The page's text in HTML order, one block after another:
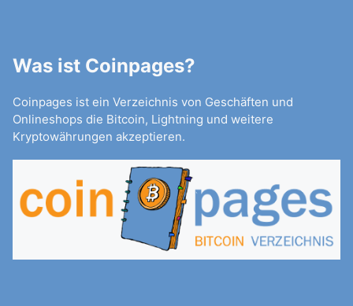
Was ist Coinpages?
Coinpages ist ein Verzeichnis von Geschäften und
Onlineshops die Bitcoin, Lightning und weitere
Kryptowährungen akzeptieren.